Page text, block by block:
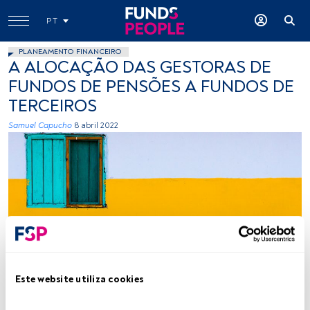
Este website utiliza cookies
PT
PLANEAMENTO FINANCEIRO
A ALOCAÇÃO DAS GESTORAS DE
FUNDOS DE PENSÕES A FUNDOS DE
TERCEIROS
Samuel Capucho 8 abril 2022